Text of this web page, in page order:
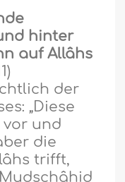
hinter
auf Allâhs
der
„Diese
vor und
die
trifft,